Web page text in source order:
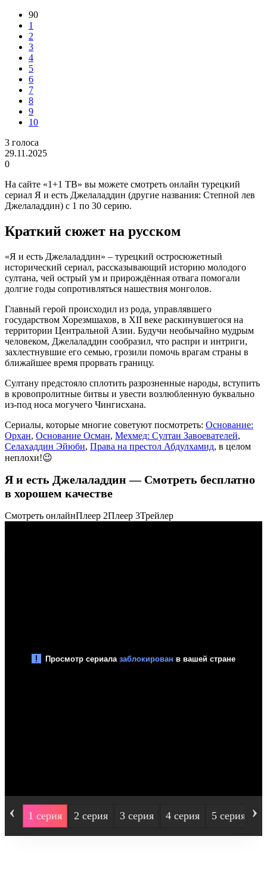
90
1
2
3
4
5
6
7
8
9
10
3 голоса
29.11.2025
0
На сайте «1+1 ТВ» вы можете смотреть онлайн турецкий
сериал Я и есть Джелаладдин (другие названия: Степной лев
Джелаладдин) с 1 по 30 серию.
Краткий сюжет на русском
«Я и есть Джелаладдин» – турецкий остросюжетный
исторический сериал, рассказывающий историю молодого
султана, чей острый ум и прирождённая отвага помогали
долгие годы сопротивляться нашествия монголов.
Главный герой происходил из рода, управлявшего
государством Хорезмшахов, в XII веке раскинувшегося на
территории Центральной Азии. Будучи необычайно мудрым
человеком, Джелаладдин сообразил, что распри и интриги,
захлестнувшие его семью, грозили помочь врагам страны в
ближайшее время прорвать границу.
Султану предстояло сплотить разрозненные народы, вступить
в кровопролитные битвы и увести возлюбленную буквально
из-под носа могучего Чингисхана.
Сериалы, которые многие советуют посмотреть: Основание:
Орхан, Основание Осман, Мехмед: Султан Завоевателей,
Селахаддин Эйюби, Права на престол Абдулхамид, в целом
неплохи!😉
Я и есть Джелаладдин — Смотреть бесплатно
в хорошем качестве
Смотреть онлайнПлеер 2Плеер 3Трейлер
‹ 1 серия 2 серия 3 серия 4 серия 5 серия ›